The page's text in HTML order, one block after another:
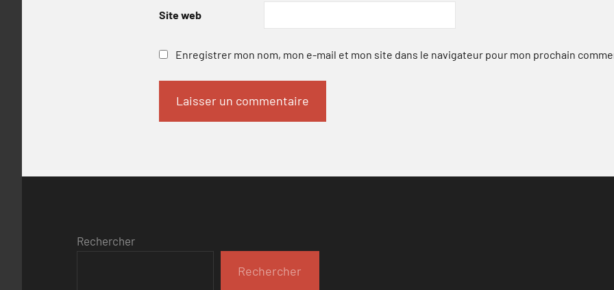
Site web
Enregistrer mon nom, mon e-mail et mon site dans le navigateur pour mon prochain
Rechercher
Rechercher